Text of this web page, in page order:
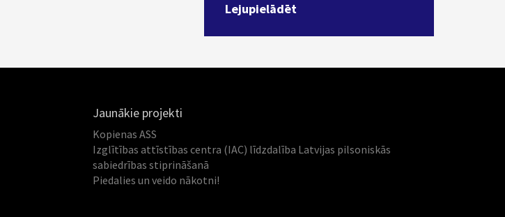
Lejupielādēt
Jaunākie projekti
Kopienas ASS
Izglītības attīstības centra (IAC) līdzdalība Latvijas pilsoniskās
sabiedrības stiprināšanā
Piedalies un veido nākotni!